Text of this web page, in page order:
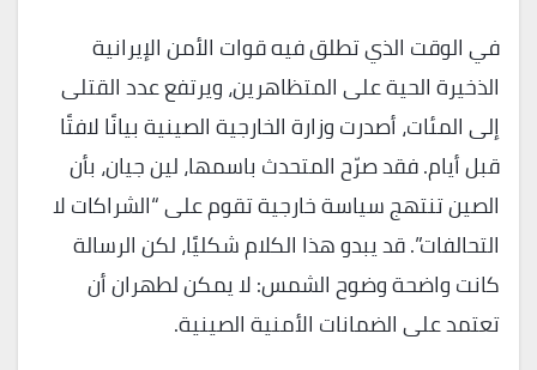
في الوقت الذي تطلق فيه قوات الأمن الإيرانية
الذخيرة الحية على المتظاهرين، ويرتفع عدد القتلى
إلى المئات، أصدرت وزارة الخارجية الصينية بيانًا لافتًا
قبل أيام. فقد صرّح المتحدث باسمها، لين جيان، بأن
الصين تنتهج سياسة خارجية تقوم على “الشراكات لا
التحالفات”. قد يبدو هذا الكلام شكليًا، لكن الرسالة
كانت واضحة وضوح الشمس: لا يمكن لطهران أن
تعتمد على الضمانات الأمنية الصينية.